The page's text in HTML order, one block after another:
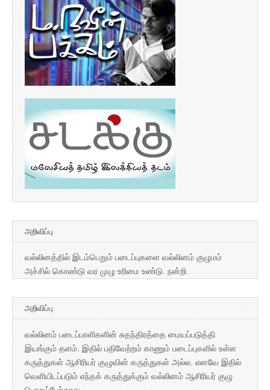
அறிவிப்பு
வல்லினத்தில் இடம்பெறும் படைப்புகளை வல்லினம் குழுமம்
அச்சில் கொண்டு வர முழு உரிமை உண்டு. நன்றி.
அறிவிப்பு
வல்லினம் படைப்பாளிகளின் சுதந்திரத்தை மையப்படுத்தி
இயங்கும் தளம். இதில் பதிவேற்றம் காணும் படைப்புகளில் உள்ள
கருத்துகள் ஆசிரியர் குழுவின் கருத்துகள் அல்ல. எனவே இதில்
வெளியிடப்படும் எந்தக் கருத்துக்கும் வல்லினம் ஆசிரியர் குழு